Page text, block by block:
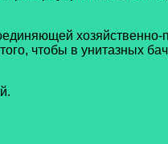
хозяйственно-
чтобы в унитазных